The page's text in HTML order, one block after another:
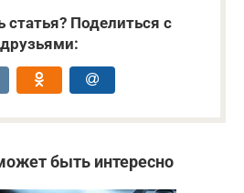
статья? Поделиться с
друзьями:
быть интересно